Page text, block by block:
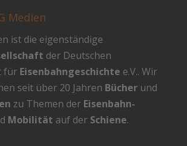
Medien
ist die eigenständige
der Deutschen
für Eisenbahngeschichte e.V.. Wir
seit über 20 Jahren Bücherund
zu Themen der Eisenbahn-
Mobilität auf der Schiene.